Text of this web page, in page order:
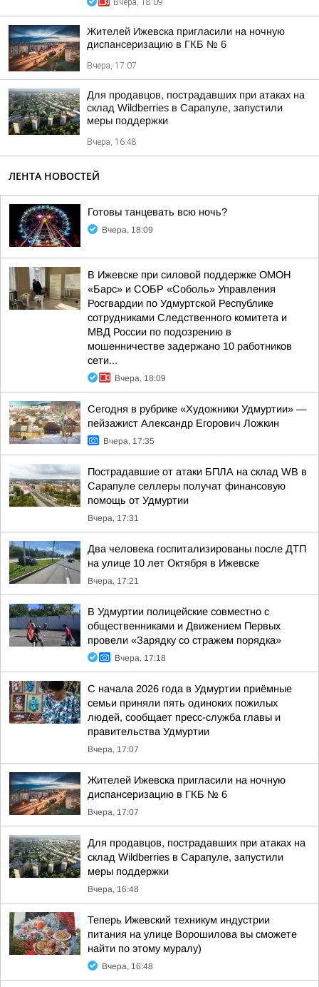
Вчера, 18:09
Жителей Ижевска пригласили на ночную
диспансеризацию в ГКБ № 6
Вчера, 17:07
Для продавцов, пострадавших при атаках на
склад Wildberries в Сарапуле, запустили
меры поддержки
Вчера, 16:48
ЛЕНТА НОВОСТЕЙ
Готовы танцевать всю ночь?
Вчера, 18:09
В Ижевске при силовой поддержке ОМОН
«Барс» и СОБР «Соболь» Управления
Росгвардии по Удмуртской Республике
сотрудниками Следственного комитета и
МВД России по подозрению в
мошенничестве задержано 10 работников
сети...
Вчера, 18:09
Сегодня в рубрике «Художники Удмуртии» —
пейзажист Александр Егорович Ложкин
Вчера, 17:35
Пострадавшие от атаки БПЛА на склад WB в
Сарапуле селлеры получат финансовую
помощь от Удмуртии
Вчера, 17:31
Два человека госпитализированы после ДТП
на улице 10 лет Октября в Ижевске
Вчера, 17:21
В Удмуртии полицейские совместно с
общественниками и Движением Первых
провели «Зарядку со стражем порядка»
Вчера, 17:18
С начала 2026 года в Удмуртии приёмные
семьи приняли пять одиноких пожилых
людей, сообщает пресс-служба главы и
правительства Удмуртии
Вчера, 17:07
Жителей Ижевска пригласили на ночную
диспансеризацию в ГКБ № 6
Вчера, 17:07
Для продавцов, пострадавших при атаках на
склад Wildberries в Сарапуле, запустили
меры поддержки
Вчера, 16:48
Теперь Ижевский техникум индустрии
питания на улице Ворошилова вы сможете
найти по этому муралу)
Вчера, 16:48